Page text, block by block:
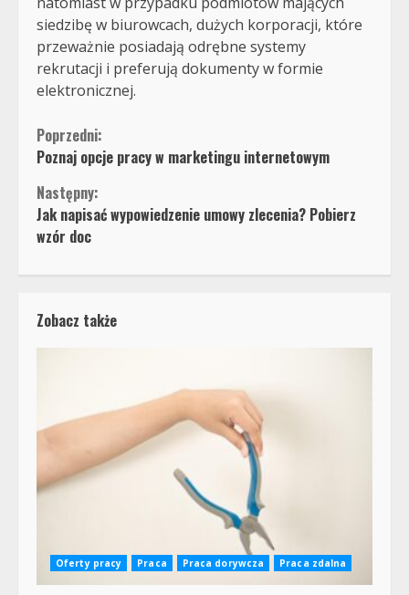
siedzibę w biurowcach, dużych korporacji, które
przeważnie posiadają odrębne systemy
rekrutacji i preferują dokumenty w formie
elektronicznej.
Continue
Reading
Poprzedni:
Poznaj opcje pracy w marketingu internetowym
Następny:
Jak napisać wypowiedzenie umowy zlecenia? Pobierz
wzór doc
Zobacz także
Oferty pracy Praca Praca dorywcza Praca zdalna